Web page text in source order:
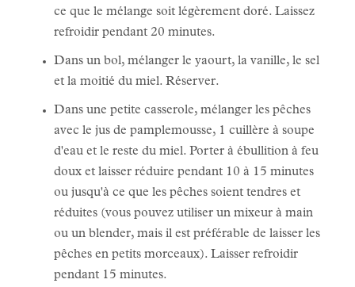
ce que le mélange soit légèrement doré. Laissez
refroidir pendant 20 minutes.
Dans un bol, mélanger le yaourt, la vanille, le sel
et la moitié du miel. Réserver.
Dans une petite casserole, mélanger les pêches
avec le jus de pamplemousse, 1 cuillère à soupe
d'eau et le reste du miel. Porter à ébullition à feu
doux et laisser réduire pendant 10 à 15 minutes
ou jusqu'à ce que les pêches soient tendres et
réduites (vous pouvez utiliser un mixeur à main
ou un blender, mais il est préférable de laisser les
pêches en petits morceaux). Laisser refroidir
pendant 15 minutes.